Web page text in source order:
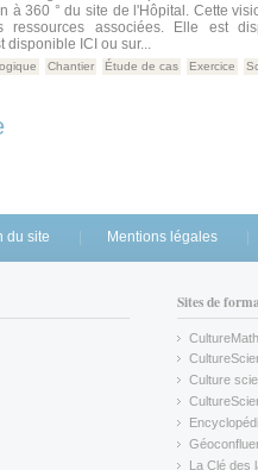
à 360 ° du site de l'Hôpital. Cette
ressources associées. Elle est
disponible ICI ou sur...
Chantier Étude de cas Exercice
du site Mentions légales
Sites de
CultureMath
(link is
(link is
Culture
(link is
(link is
(link is
La Clé des